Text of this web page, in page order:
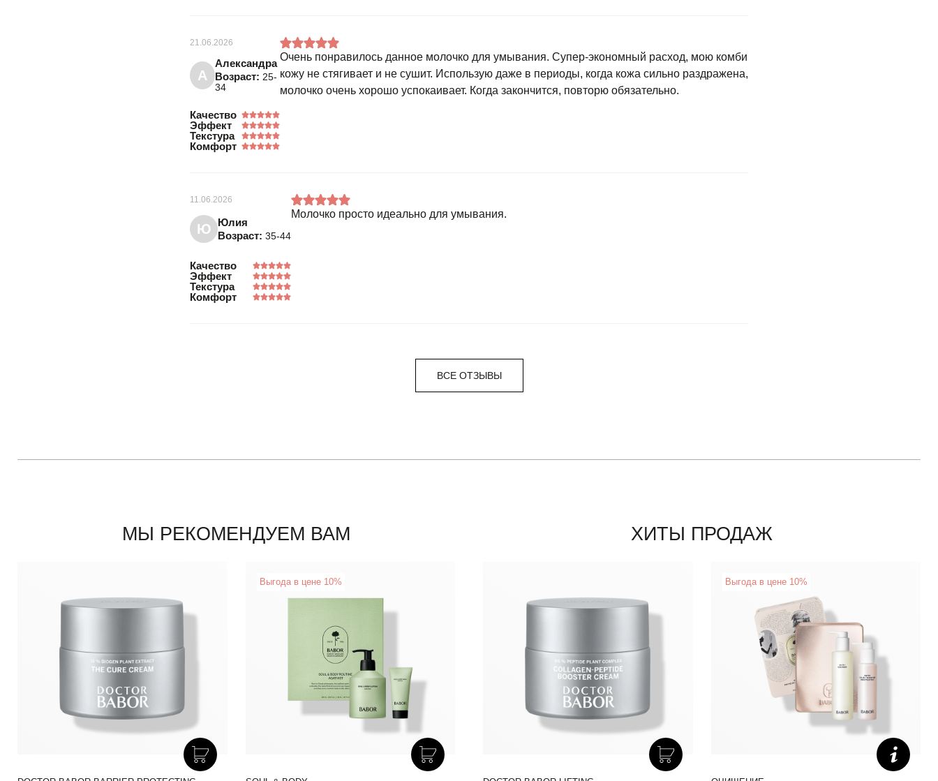
21.06.2026
А
Александра
Возраст: 25-
34
Качество
Эффект
Текстура
Комфорт
Очень понравилось данное молочко для умывания. Супер-экономный расход, мою комби
кожу не стягивает и не сушит. Использую даже в периоды, когда кожа сильно раздражена,
молочко очень хорошо успокаивает. Когда закончится, повторю обязательно.
11.06.2026
Ю
Юлия
Возраст: 35-44
Качество
Эффект
Текстура
Комфорт
Молочко просто идеально для умывания.
ВСЕ ОТЗЫВЫ
МЫ РЕКОМЕНДУЕМ ВАМ
Выгода в цене 10% New
ХИТЫ ПРОДАЖ
Выгода в цене 10%